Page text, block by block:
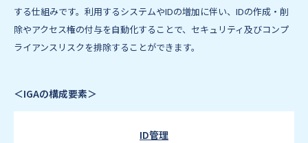
する仕組みです。利用するシステムやIDの増加に伴い、IDの作成・削
除やアクセス権の付与を自動化することで、セキュリティ及びコンプ
ライアンスリスクを排除することができます。
＜IGAの構成要素＞
ID管理